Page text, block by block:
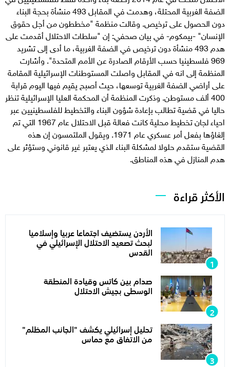
الضفة الغربية المحتلة، وهدمت في المقابل 493 منشأة بحجة البناء
دون الحصول على ترخيص. وقالت منظمة "مخططون من أجل حقوق
الإنسان" -بيمكوم- في بيان صحفي: إن "سلطات الاحتلال أقدمت على
هدم 493 منشأة دون ترخيص في الضفة الغربية، ما أدى إلى تشريد
969 فلسطينيا حسب الأرقام الصادرة عن الأمم المتحدة". وأشارت
المنظمة إلى انه في المقابل واصلت المستوطنات الإسرائيلية المقامة
على أراضي الضفة الغربية توسعها، حيث أصبح يقيم فيها اليوم قرابة
400 ألف مستوطن. وذكرت المنظمة أن المحكمة العليا الإسرائيلية تنظر
حاليا في قضية تطالب بإعادة شؤون البناء والتخطيط للفلسطينيين عبر
احياء لجان تخطيط محلية كانت فعالة قبل الاحتلال عام 1967 التي تم
إلغاؤها بفعل أمر عسكري عام 1971. ويقول الملتمسون إن هذه
القضية ستقدم حلولا لمشكلة البناء الذي يعتبر غير قانوني وستؤثر على
هدم المنازل في هذه المناطق.
الأكثر قراءة
الأردن يستضيف اجتماعا عربيا وإسلاميا
لبحث تصعيد الاحتلال الإسرائيلي في
القدس
صدام بين كاتس وقيادة المنطقة
الوسطى بجيش الاحتلال
تحليل إسرائيلي يكشف "الجانب المظلم"
من الاتفاق مع حماس